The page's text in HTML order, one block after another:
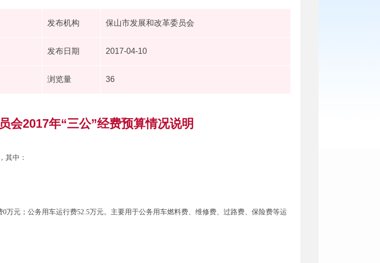
发布机构 保山市发展和改革委员会
发布日期 2017-04-10
浏览量 36
会2017年“三公”经费预算情况说明
其中：
万元；公务用车运行费52.5万元。主要用于公务用车燃料费、维修费、过路费、保险费等运